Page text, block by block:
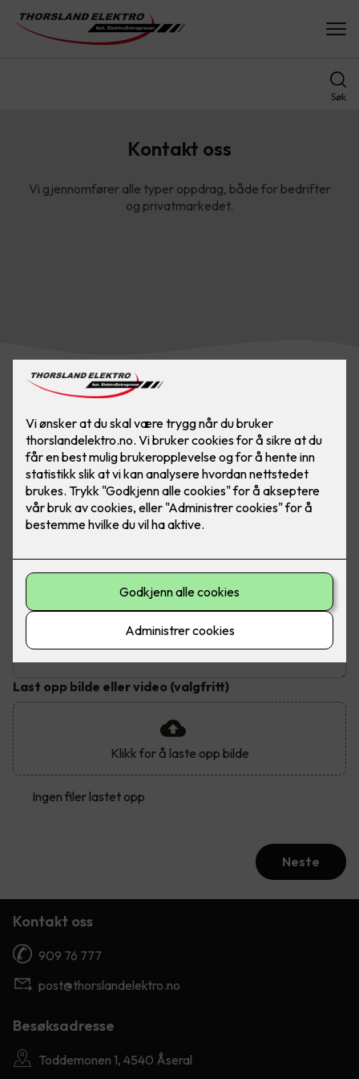
Søk
Kontakt oss
Vi gjennomfører alle typer oppdrag, både for bedrifter
og privatmarkedet.
Send inn din henvendelse
Fyll ut dine kontaktopplysninger og send inn kontaktskjema.
Du vil bli kontaktet innen tre virkedager
Hva trenger du hjelp til?
Emne*
Beskrivelse av jobben
Last opp bilde eller video (valgfritt)
Klikk for å laste opp bilde
Ingen filer lastet opp
Neste
Kontakt oss
909 76 777
post@thorslandelektro.no
Besøksadresse
Toddemonen 1, 4540 Åseral